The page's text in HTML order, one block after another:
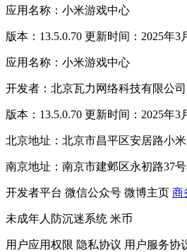
应用名称：小米游戏中心
版本：13.5.0.70 更新时间：2025年3
应用名称：小米游戏中心
开发者：北京瓦力网络科技有限公司
版本：13.5.0.70 更新时间：2025年3
北京地址：北京市昌平区安居路小
南京地址：南京市建邺区永初路37
开发者平台 微信公众号 微博主页 商
未成年人防沉迷系统 米币
用户应用权限 隐私协议 用户服务协